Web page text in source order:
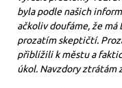
byla podle našich
ačkoliv doufáme, že má
prozatím skeptičtí.
přiblížili k městu a
úkol. Navzdory ztrátám